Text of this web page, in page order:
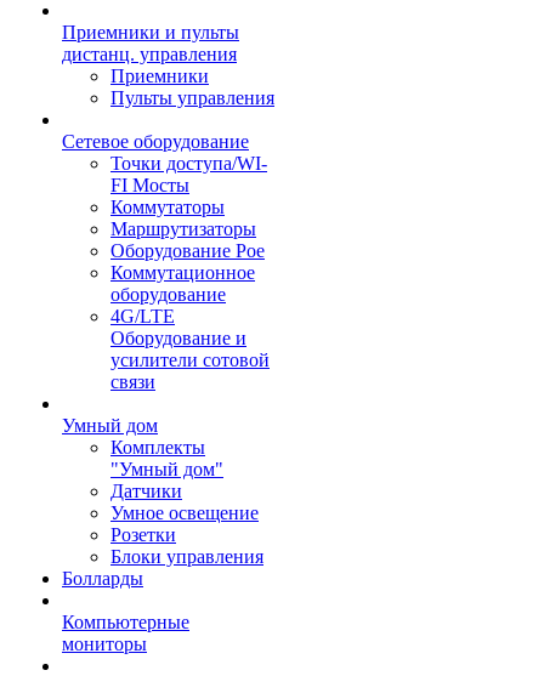
Приемники и пульты
дистанц. управления
Приемники
Пульты управления
Сетевое оборудование
Точки доступа/WI-
FI Мосты
Коммутаторы
Маршрутизаторы
Оборудование Poe
Коммутационное
оборудование
4G/LTE
Оборудование и
усилители сотовой
связи
Умный дом
Комплекты
"Умный дом"
Датчики
Умное освещение
Розетки
Блоки управления
Болларды
Компьютерные
мониторы